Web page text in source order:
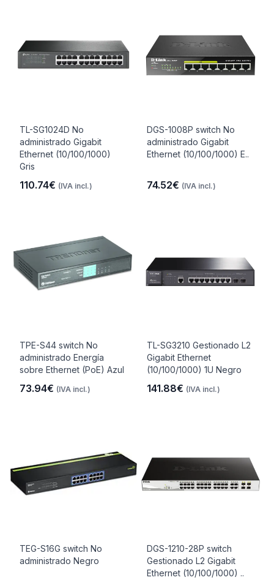
TL-SG1024D No
administrado Gigabit
Ethernet (10/100/1000)
Gris
110.74€ (IVA incl.)
DGS-1008P switch No
administrado Gigabit
Ethernet (10/100/1000) E..
74.52€ (IVA incl.)
TPE-S44 switch No
administrado Energía
sobre Ethernet (PoE) Azul
73.94€ (IVA incl.)
TL-SG3210 Gestionado L2
Gigabit Ethernet
(10/100/1000) 1U Negro
141.88€ (IVA incl.)
TEG-S16G switch No
administrado Negro
DGS-1210-28P switch
Gestionado L2 Gigabit
Ethernet (10/100/1000) ..